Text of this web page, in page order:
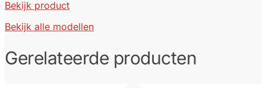
Bekijk product
Bekijk alle modellen
Gerelateerde producten